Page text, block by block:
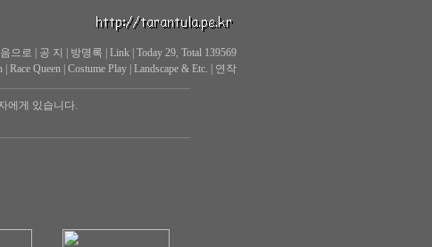
으로 공 지 방명록 Link| Today 29, Total 139569
| Race Queen| Costume Play| Landscape & Etc. 연작
에게 있습니다.